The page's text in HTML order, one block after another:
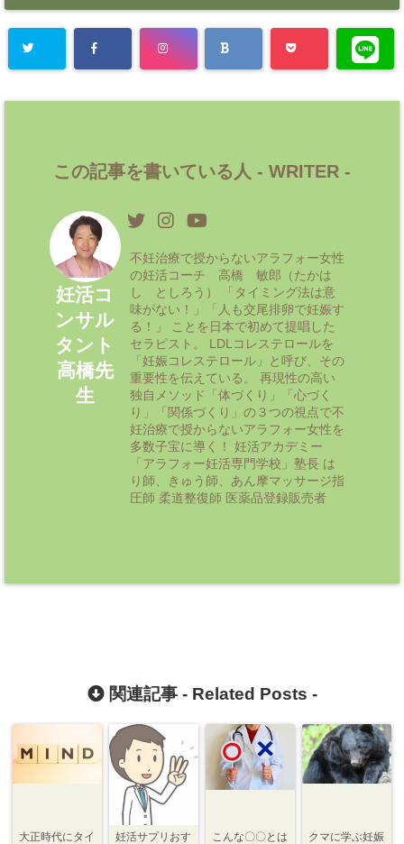
この記事を書いている人 - WRITER -
妊活コ
ンサル
タント
高橋先
生
不妊治療で授からないアラフォー女性
の妊活コーチ 高橋 敏郎（たかは
し としろう） 「タイミング法は意
味がない！」「人も交尾排卵で妊娠す
る！」 ことを日本で初めて提唱した
セラピスト。 LDLコレステロールを
「妊娠コレステロール」と呼び、その
重要性を伝えている。 再現性の高い
独自メソッド「体づくり」「心づく
り」「関係づくり」の３つの視点で不
妊治療で授からないアラフォー女性を
多数子宝に導く！ 妊活アカデミー
「アラフォー妊活専門学校」塾長 は
り師、きゅう師、あん摩マッサージ指
圧師 柔道整復師 医薬品登録販売者
関連記事 - Related Posts -
大正時代にタイ
妊活サプリおす
こんな〇〇とは
クマに学ぶ妊娠